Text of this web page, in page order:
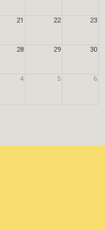
21 22 23
28 29 30
4 5 6